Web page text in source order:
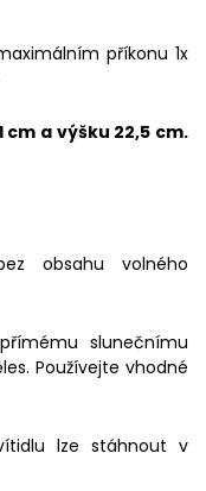
příkonu 1x
cm a výšku 22,5 cm.
obsahu volného
slunečnímu
Používejte vhodné
lze stáhnout v